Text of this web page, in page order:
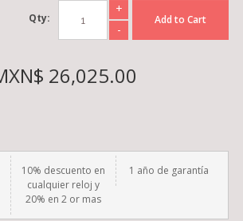
Qty:
+
-
Add to Cart
26,025.00
10% descuento en
cualquier reloj y
20% en 2 or mas
1 año de garantía